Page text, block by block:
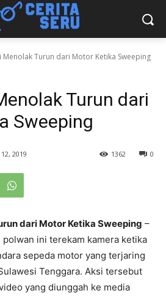
Menolak Turun dari Motor Ketika Sweeping
Turun dari
Sweeping
2019 0
1362
dari Motor Ketika Sweeping –
ini terekam kamera ketika
sepeda motor yang terjaring
Tenggara. Aksi tersebut
yang diunggah ke media